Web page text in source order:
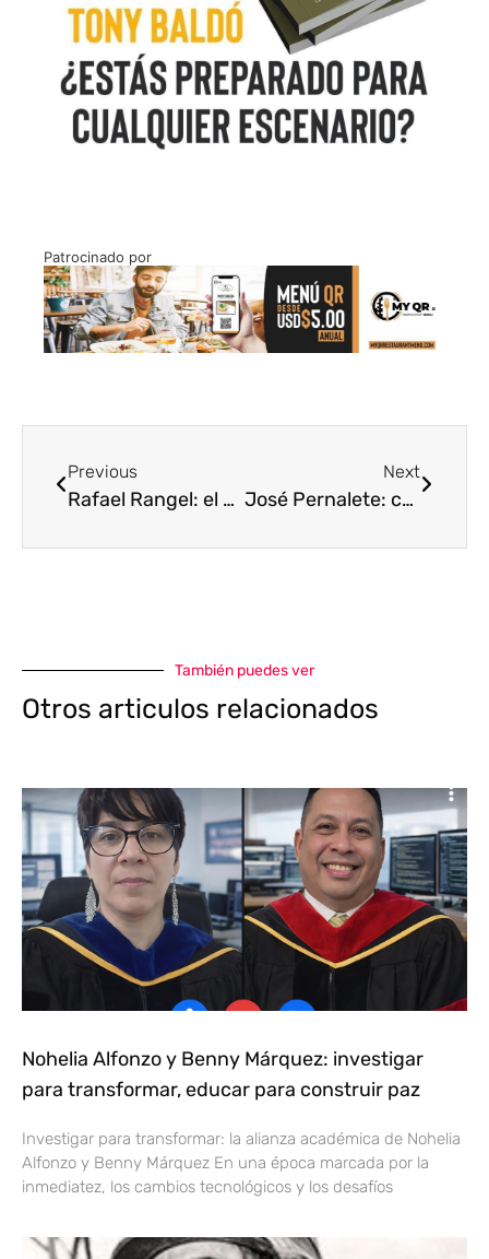
Patrocinado por
Previous
Rafael Rangel: el científico que abrió los caminos de la parasitología en Venezuela
Next
José Pernalete: contar desde el exilio, vivir desde el corazón
También puedes ver
Otros articulos relacionados
Nohelia Alfonzo y Benny Márquez: investigar
para transformar, educar para construir paz
Investigar para transformar: la alianza académica de Nohelia
Alfonzo y Benny Márquez En una época marcada por la
inmediatez, los cambios tecnológicos y los desafíos